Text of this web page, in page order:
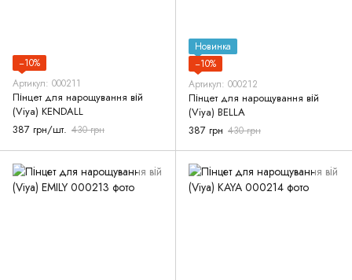
−10%
Артикул: 000211
Пінцет для нарощування вій
(Viya) KENDALL
387 грн/шт. 430 грн
Новинка
−10%
Артикул: 000212
Пінцет для нарощування вій
(Viya) BELLA
387 грн 430 грн